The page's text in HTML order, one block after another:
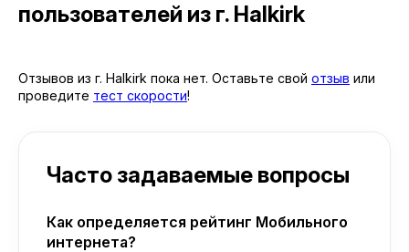
пользователей из г. Halkirk
Отзывов из г. Halkirk пока нет. Оставьте свой отзыв или
проведите тест скорости!
Часто задаваемые вопросы
Как определяется рейтинг Мобильного
интернета?